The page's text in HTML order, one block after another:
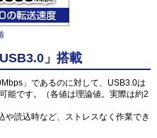
」搭載
」であるのに対して、USB3.0は
能です。（各値は理論値。実際は約2
読込時など、ストレスなく作業でき